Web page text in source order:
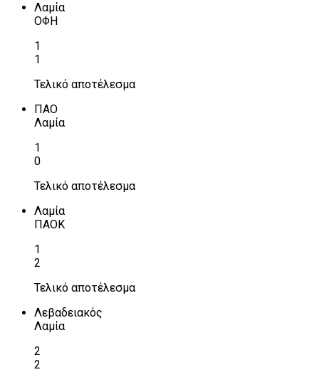
Λαμία
ΟΦΗ
1
1
Τελικό αποτέλεσμα
ΠΑΟ
Λαμία
1
0
Τελικό αποτέλεσμα
Λαμία
ΠΑΟΚ
1
2
Τελικό αποτέλεσμα
Λεβαδειακός
Λαμία
2
2